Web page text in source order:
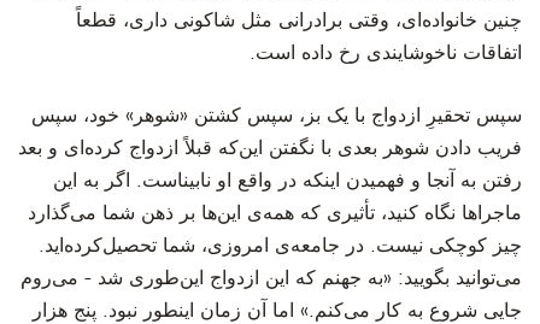
چنین خانواده‌ای، وقتی برادرانی مثل شاکونی داری، قطعاً
اتفاقات ناخوشایندی رخ داده است.
‫سپس تحقیرِ ازدواج با یک بز، سپس کشتن «شوهر» خود، سپس
فریب دادن شوهر بعدی با نگفتن این‌که قبلاً ازدواج کرده‌ای و بعد
رفتن به آنجا و فهمیدن اینکه در واقع او نابیناست. اگر به این
ماجراها نگاه کنید، تأثیری که همه‌ی این‌ها بر ذهن شما می‌گذارد
چیز کوچکی نیست. در جامعه‌ی امروزی، شما تحصیل‌کرده‌اید.
می‌توانید بگویید: «به جهنم که این ازدواج این‌طوری شد - می‌روم
جایی شروع به کار می‌کنم.» اما آن زمان اینطور نبود. پنج هزار